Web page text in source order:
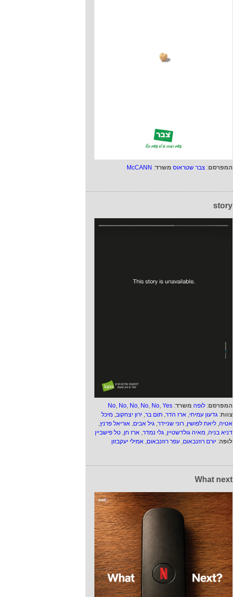
המפרסם: צבר שטראוס משרד:
McCANN
story
המפרסם: לופה משרד:
No, No, No, No, No, Yes
צוות: גדעון עמיחי, ארז הדר, תום בר, ירון יצחקוב, מיכל
אטיה, ליאת לפושין, רוני שניידר, גיל אבים, אוריאל פרנץ,
דניא בניה, מאיה גולדשטיין, גלי נמדר, ארז חן, טל פישביין
לופה: יורם רוזנבאום, עפר רוזנבאום, אמילי יעקבזון
What next